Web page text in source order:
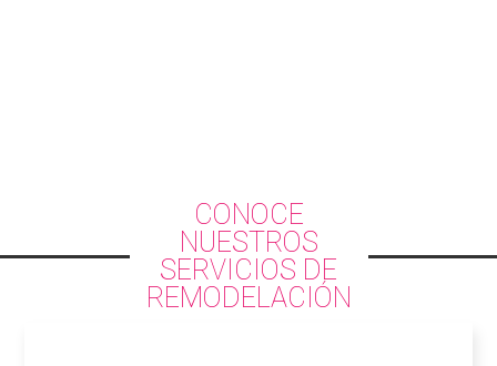
CONOCE
NUESTROS
SERVICIOS DE
REMODELACIÓN